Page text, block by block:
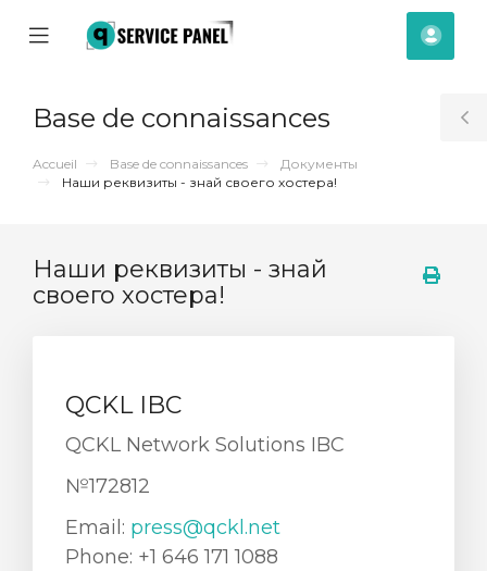
Mobile
Base de connaissances
Accueil Base de connaissances
Документы
Наши реквизиты - знай своего хостера!
Наши реквизиты - знай
своего хостера!
QCKL IBC
QCKL Network Solutions IBC
№172812
Email: press@qckl.net
Phone: +1 646 171 1088